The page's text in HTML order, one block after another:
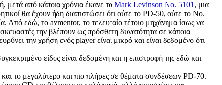
μετά από κάποια χρόνια έκανε το Mark Levinson No. 5101, μια
θα έχουν ήδη διαπιστώσει ότι ούτε το PD-50, ούτε το No.
Από εδώ, το avmentor, το τελευταίο τέτοιο μηχάνημα ίσως να
την βλέπουν ως πρόσθετη δυνατότητα σε κάποια
την χρήση ενός player είναι μικρό και είναι δεδομένο ότι
είδος είναι δεδομένη και η επιστροφή της εδώ και
το μεγαλύτερο και πιο πλήρες σε θέματα συνδέσεων PD-70.